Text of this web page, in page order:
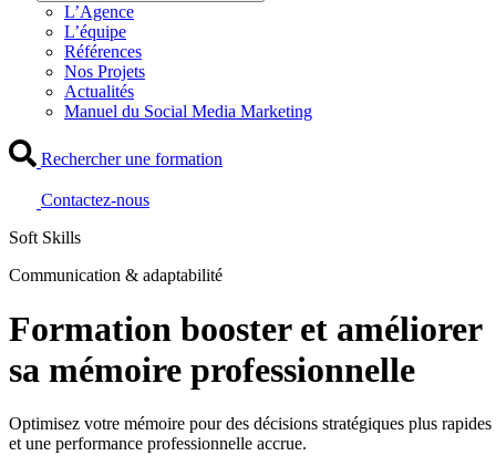
L’Agence
L’équipe
Références
Nos Projets
Actualités
Manuel du Social Media Marketing
Rechercher une formation
Contactez-nous
Soft Skills
Communication & adaptabilité
Formation booster et améliorer
sa mémoire professionnelle
Optimisez votre mémoire pour des décisions stratégiques plus rapides
et une performance professionnelle accrue.